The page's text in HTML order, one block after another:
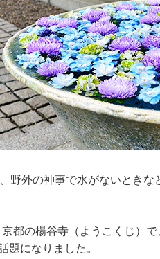
野外の神事で水がないときな
都の楊谷寺（ようこくじ）
題になりました。